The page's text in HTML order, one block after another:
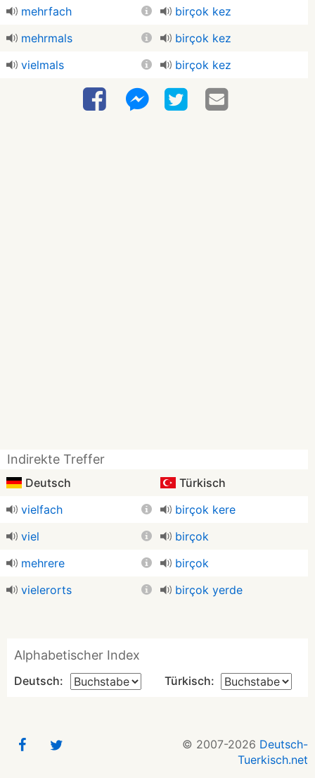
mehrfach
birçok kez
mehrmals
birçok kez
vielmals
birçok kez
Indirekte Treffer
Deutsch
Türkisch
vielfach
birçok kere
viel
birçok
mehrere
birçok
vielerorts
birçok yerde
Alphabetischer Index
Deutsch: Türkisch:
© 2007-2026 Deutsch-
Tuerkisch.net